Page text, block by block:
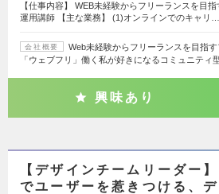
【仕事内容】 WEB未経験からフリーランスを目
運用講師 【主な業務】 (1)オンラインでのキャリ…
会社概要
Web未経験からフリーランスを目指
「ウェブフリ」働く私が好きになるコミュニティ
興味あり
【デザインチームリーダー
でユーザーを惹きつける、